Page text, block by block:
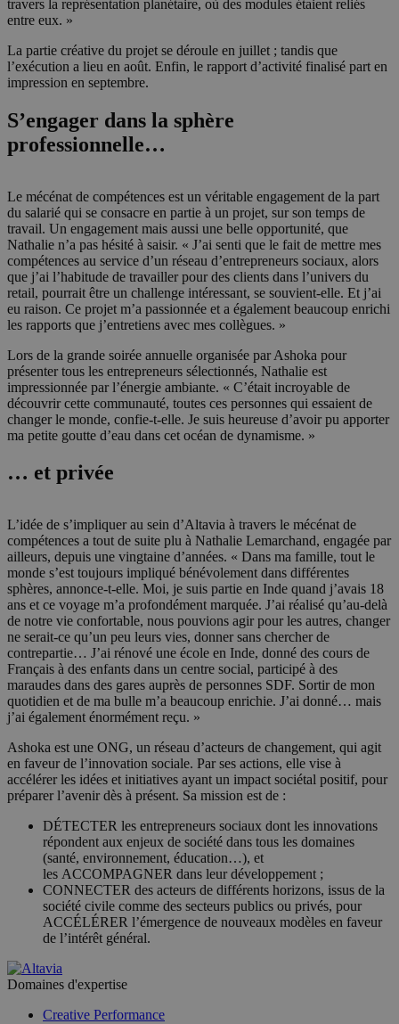
travers la représentation planétaire, où des modules étaient reliés
entre eux. »
La partie créative du projet se déroule en juillet ; tandis que
l’exécution a lieu en août. Enfin, le rapport d’activité finalisé part en
impression en septembre.
S’engager dans la sphère
professionnelle…
Le mécénat de compétences est un véritable engagement de la part
du salarié qui se consacre en partie à un projet, sur son temps de
travail. Un engagement mais aussi une belle opportunité, que
Nathalie n’a pas hésité à saisir. « J’ai senti que le fait de mettre mes
compétences au service d’un réseau d’entrepreneurs sociaux, alors
que j’ai l’habitude de travailler pour des clients dans l’univers du
retail, pourrait être un challenge intéressant, se souvient-elle. Et j’ai
eu raison. Ce projet m’a passionnée et a également beaucoup enrichi
les rapports que j’entretiens avec mes collègues. »
Lors de la grande soirée annuelle organisée par Ashoka pour
présenter tous les entrepreneurs sélectionnés, Nathalie est
impressionnée par l’énergie ambiante. « C’était incroyable de
découvrir cette communauté, toutes ces personnes qui essaient de
changer le monde, confie-t-elle. Je suis heureuse d’avoir pu apporter
ma petite goutte d’eau dans cet océan de dynamisme. »
… et privée
L’idée de s’impliquer au sein d’Altavia à travers le mécénat de
compétences a tout de suite plu à Nathalie Lemarchand, engagée par
ailleurs, depuis une vingtaine d’années. « Dans ma famille, tout le
monde s’est toujours impliqué bénévolement dans différentes
sphères, annonce-t-elle. Moi, je suis partie en Inde quand j’avais 18
ans et ce voyage m’a profondément marquée. J’ai réalisé qu’au-delà
de notre vie confortable, nous pouvions agir pour les autres, changer
ne serait-ce qu’un peu leurs vies, donner sans chercher de
contrepartie… J’ai rénové une école en Inde, donné des cours de
Français à des enfants dans un centre social, participé à des
maraudes dans des gares auprès de personnes SDF. Sortir de mon
quotidien et de ma bulle m’a beaucoup enrichie. J’ai donné… mais
j’ai également énormément reçu. »
Ashoka est une ONG, un réseau d’acteurs de changement, qui agit
en faveur de l’innovation sociale. Par ses actions, elle vise à
accélérer les idées et initiatives ayant un impact sociétal positif, pour
préparer l’avenir dès à présent. Sa mission est de :
DÉTECTER les entrepreneurs sociaux dont les innovations
répondent aux enjeux de société dans tous les domaines
(santé, environnement, éducation…), et
les ACCOMPAGNER dans leur développement ;
CONNECTER des acteurs de différents horizons, issus de la
société civile comme des secteurs publics ou privés, pour
ACCÉLÉRER l’émergence de nouveaux modèles en faveur
de l’intérêt général.
Domaines d'expertise
Creative Performance